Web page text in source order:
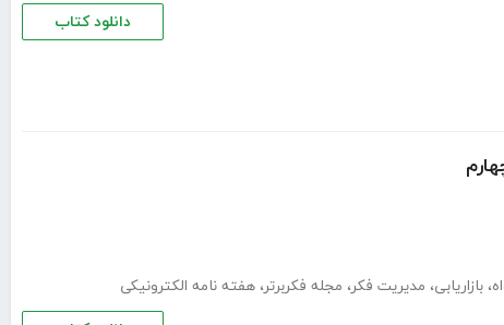
دانلود کتاب
، بازاریابی، مدیریت فکر، مجله فکربرتر، هفته نامه الکترونیکی